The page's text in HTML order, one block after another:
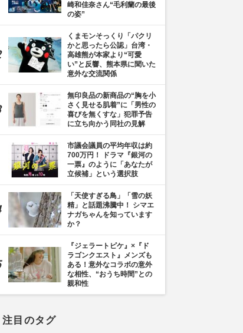
崎和佳奈さん“毛利蘭の最後
の姿”
くまモンそっくり「パクリ
かと思ったら公認」台湾・
高雄熊が本家より“可愛
い”と反響、熊本県に聞いた
意外な交流関係
無印良品の新商品の“胸を小
さく見せる肌着”に「男性の
喜びを無くすな」犯罪予告
に立ち向かう同社の見解
市議会議員の平均年収は約
700万円！ ドラマ『銀河の
一票』のように「あなたが
立候補」という選択肢
「天使すぎる鳥」「雪の妖
精」と話題沸騰中！ シマエ
ナガちゃんを知っています
か？
『ジェラートピケ』×『ド
ラゴンクエスト』メンズも
ある！意外なコラボの意外
な相性、“おうち時間”との
親和性
注目のタグ